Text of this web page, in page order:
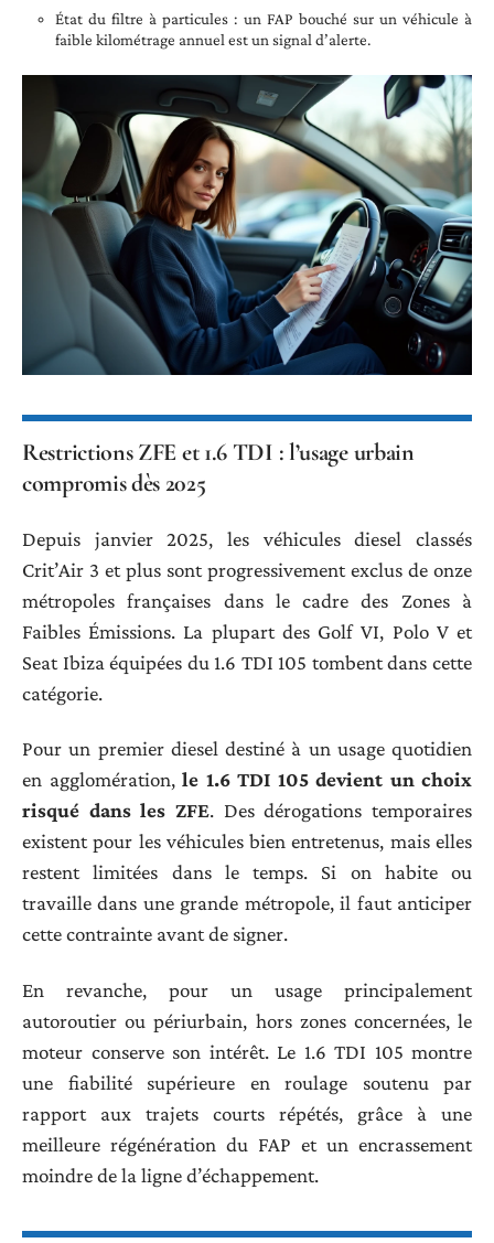
État du filtre à particules : un FAP bouché sur un véhicule à
faible kilométrage annuel est un signal d’alerte.
Restrictions ZFE et 1.6 TDI : l’usage urbain
compromis dès 2025
Depuis janvier 2025, les véhicules diesel classés
Crit’Air 3 et plus sont progressivement exclus de onze
métropoles françaises dans le cadre des Zones à
Faibles Émissions. La plupart des Golf VI, Polo V et
Seat Ibiza équipées du 1.6 TDI 105 tombent dans cette
catégorie.
Pour un premier diesel destiné à un usage quotidien
en agglomération, le 1.6 TDI 105 devient un choix
risqué dans les ZFE. Des dérogations temporaires
existent pour les véhicules bien entretenus, mais elles
restent limitées dans le temps. Si on habite ou
travaille dans une grande métropole, il faut anticiper
cette contrainte avant de signer.
En revanche, pour un usage principalement
autoroutier ou périurbain, hors zones concernées, le
moteur conserve son intérêt. Le 1.6 TDI 105 montre
une fiabilité supérieure en roulage soutenu par
rapport aux trajets courts répétés, grâce à une
meilleure régénération du FAP et un encrassement
moindre de la ligne d’échappement.